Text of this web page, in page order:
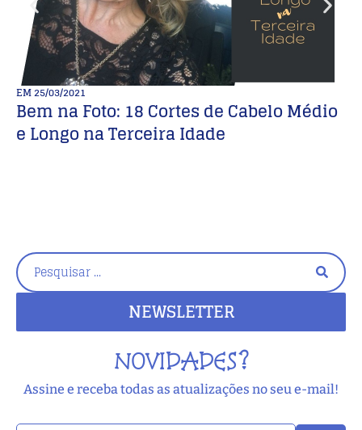
EM25/03/2021
Bem na Foto: 18 Cortes de Cabelo Médio
e Longo na Terceira Idade
NEWSLETTER
NOVIDADES?
Assine e receba todas as atualizações no seu e-mail!